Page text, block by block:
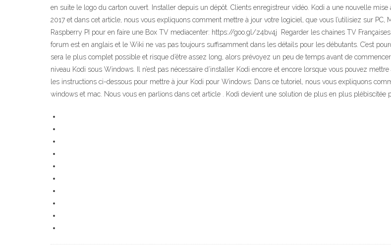
en suite le logo du carton ouvert. Installer depuis un dépôt. Clients enregistreur vidéo. Kodi a une nouvelle
2017 et dans cet article, nous vous expliquons comment mettre à jour votre logiciel, que vous l’utilisiez sur
Raspberry PI pour en faire une Box TV mediacenter: https://goo.gl/z4bv4j ️ Regarder les chaines TV
forum est en anglais et le Wiki ne vas pas toujours suffisamment dans les détails pour les débutants. C’est
sera le plus complet possible et risque d’être assez long, alors prévoyez un peu de temps avant de
niveau Kodi sous Windows. Il n’est pas nécessaire d’installer Kodi encore et encore lorsque vous pouvez
les instructions ci-dessous pour mettre à jour Kodi pour Windows: Dans ce tutoriel, nous vous expliquons
windows et mac. Nous vous en parlions dans cet article . Kodi devient une solution de plus en plus